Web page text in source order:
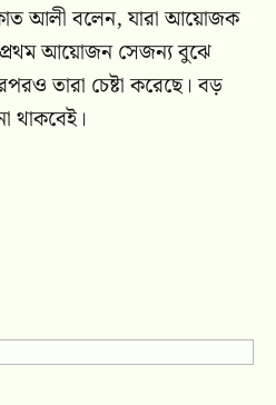
আলী বলেন, যারা আয়োজক
প্রথম আয়োজন সেজন্য বুঝে
তারা চেষ্টা করেছে। বড়